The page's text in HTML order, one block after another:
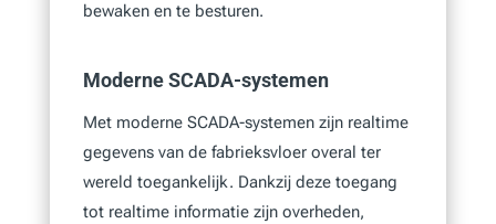
bewaken en te besturen.
Moderne SCADA-systemen
Met moderne SCADA-systemen zijn realtime
gegevens van de fabrieksvloer overal ter
wereld toegankelijk. Dankzij deze toegang
tot realtime informatie zijn overheden,